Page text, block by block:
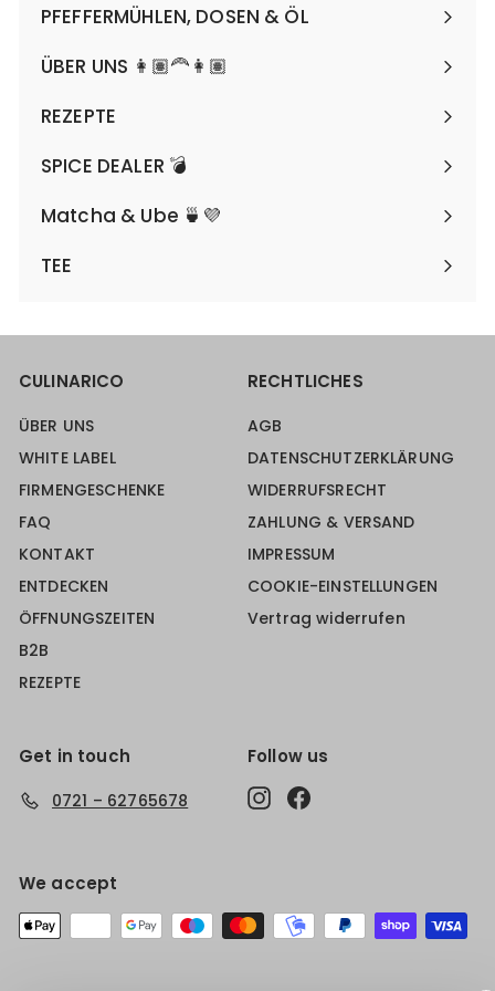
submenu
PFEFFERMÜHLEN, DOSEN & ÖL
Expand
submenu
ÜBER UNS 👩🏽‍🦰👩🏽
REZEPTE
SPICE DEALER 💣
Matcha & Ube 🍵💜
TEE
CULINARICO
ÜBER UNS
WHITE LABEL
FIRMENGESCHENKE
FAQ
KONTAKT
ENTDECKEN
ÖFFNUNGSZEITEN
B2B
REZEPTE
RECHTLICHES
AGB
DATENSCHUTZERKLÄRUNG
WIDERRUFSRECHT
ZAHLUNG & VERSAND
IMPRESSUM
COOKIE-EINSTELLUNGEN
Vertrag widerrufen
Get in touch
0721 – 62765678
Follow us
Instagram
We accept